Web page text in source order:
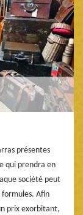
présentes
qui prendra en
société peut
Afin
prix exorbitant,